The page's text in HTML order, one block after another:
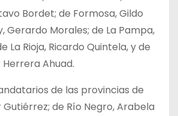
Bordet; de Formosa, Gildo
Gerardo Morales; de La Pampa,
La Rioja, Ricardo Quintela, y de
Herrera Ahuad.
de las provincias de
Gutiérrez; de Río Negro, Arabela